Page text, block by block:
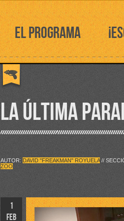
EL PROGRAMA
LA ÚLTIMA
AUTOR: DAVID "FREAKMAN" ROYUELA //
ZOO
1
FEB